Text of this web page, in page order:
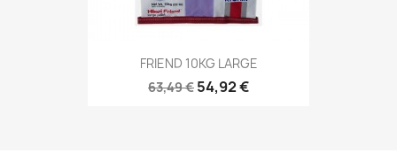
FRIEND 10KG LARGE
63,49 € 54,92 €